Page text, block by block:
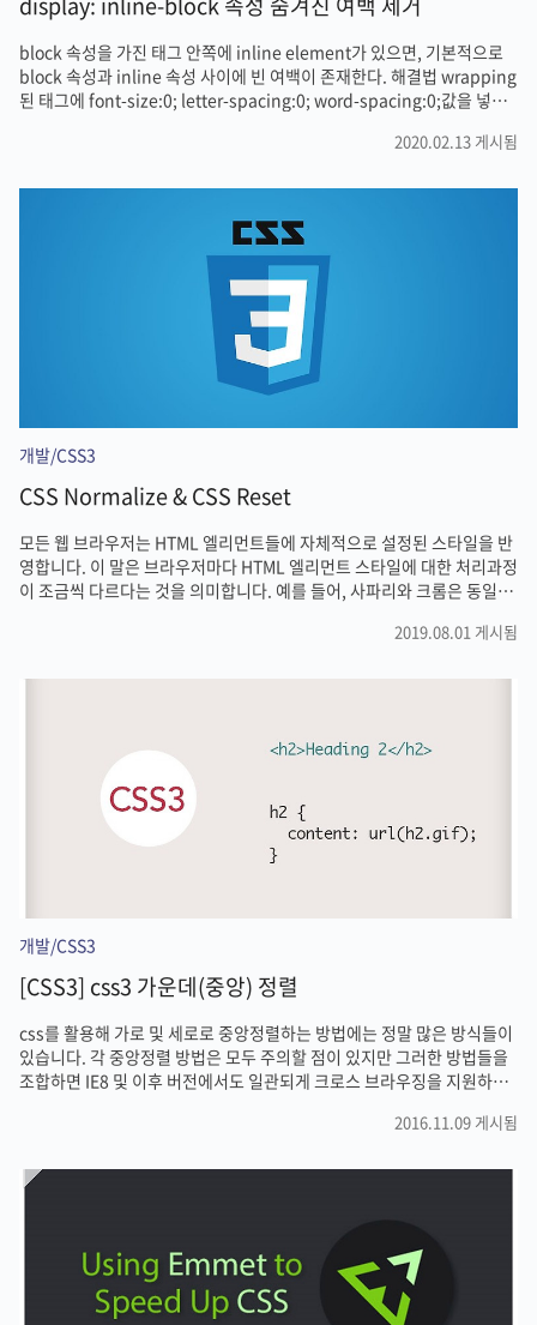
block 속성을 가진 태그 안쪽에 inline element가 있으면, 기본적으로
block 속성과 inline 속성 사이에 빈 여백이 존재한다. 해결법 wrapping
된 태그에 font-size:0; letter-spacing:0; word-spacing:0;값을 넣어
2020.02.13 게시됨
개발/CSS3
CSS Normalize & CSS Reset
모든 웹 브라우저는 HTML 엘리먼트들에 자체적으로 설정된 스타일을 반
영합니다. 이 말은 브라우저마다 HTML 엘리먼트 스타일에 대한 처리과정
이 조금씩 다르다는 것을 의미합니다. 예를 들어, 사파리와 크롬은 동일한
일링 때문입니다. 브라우저 간 스타일 불일치를 피하기 위해 내장된 브라
수 있습니다. 이렇게 내장된 브라우저 스타일링을 초기화하기 위해 사용
다. CSS Reset은 보편적으로 Eric Meyer가 제..
2019.08.01 게시됨
개발/CSS3
[CSS3] css3 가운데(중앙) 정렬
css를 활용해 가로 및 세로로 중앙정렬하는 방법에는 정말 많은 방식들이
있습니다. 각 중앙정렬 방법은 모두 주의할 점이 있지만 그러한 방법들을
조합하면 IE8 및 이후 버전에서도 일관되게 크로스 브라우징을 지원하는
제작하고 있다면 대부분 요소의 크기를 퍼센트로 지정할 것이며, 여기서
수 있도록 html, body { width: 100%; height: 100%; }로 지정합니다.
벨 요소가 필요하고, 이 요소들이..
2016.11.09 게시됨